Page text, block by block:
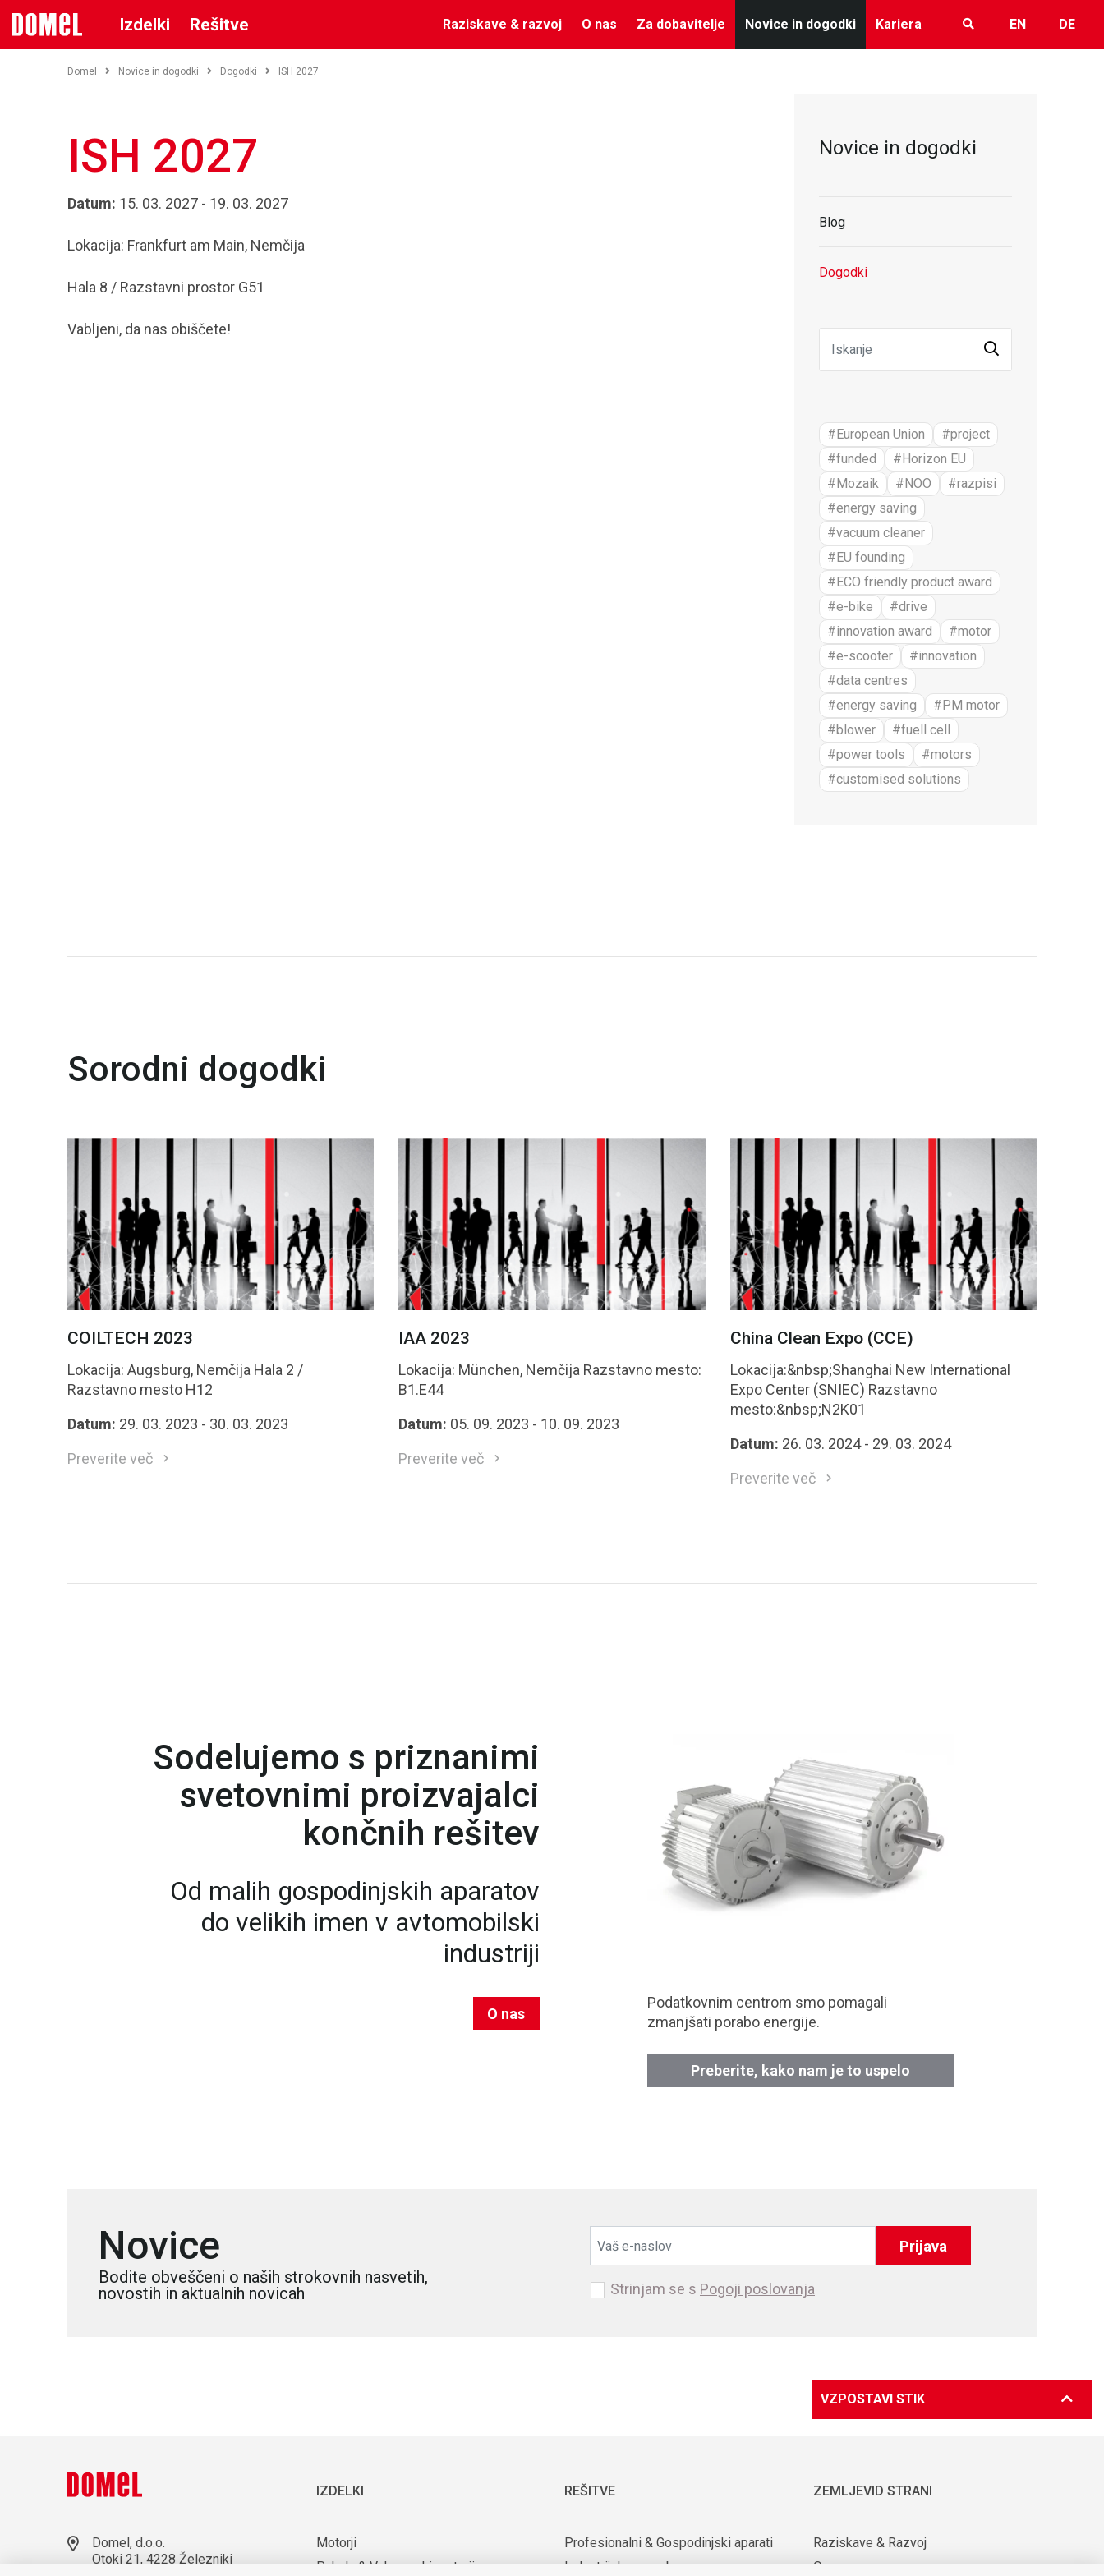
Izdelki Rešitve Raziskave & razvoj O nas Za dobavitelje Novice in dogodki Kariera EN DE
Domel Novice in dogodki Dogodki ISH 2027
ISH 2027
Datum: 15. 03. 2027 - 19. 03. 2027
Lokacija: Frankfurt am Main, Nemčija
Hala 8 / Razstavni prostor G51
Vabljeni, da nas obiščete!
Novice in dogodki
Blog
Dogodki
#European Union
#project
#funded
#Horizon EU
#Mozaik
#NOO
#razpisi
#energy saving
#vacuum cleaner
#EU founding
#ECO friendly product award
#e-bike
#drive
#innovation award
#motor
#e-scooter
#innovation
#data centres
#energy saving
#PM motor
#blower
#fuell cell
#power tools
#motors
#customised solutions
Sorodni dogodki
COILTECH 2023
Lokacija: Augsburg, Nemčija Hala 2 /
Razstavno mesto H12
Datum:
29. 03. 2023 - 30. 03. 2023
Preverite več
IAA 2023
Lokacija: München, Nemčija Razstavno mesto:
B1.E44
Datum:
05. 09. 2023 - 10. 09. 2023
Preverite več
China Clean Expo (CCE)
Lokacija:&nbsp;Shanghai New International
Expo Center (SNIEC) Razstavno
mesto:&nbsp;N2K01
Datum:
26. 03. 2024 - 29. 03. 2024
Preverite več
Sodelujemo s priznanimi
svetovnimi proizvajalci
končnih rešitev
Od malih gospodinjskih aparatov
do velikih imen v avtomobilski
industriji
O nas
Podatkovnim centrom smo pomagali
zmanjšati porabo energije.
Preberite, kako nam je to uspelo
Novice
Bodite obveščeni o naših strokovnih nasvetih,
novostih in aktualnih novicah
Prijava
Strinjam se s Pogoji poslovanja
VZPOSTAVI STIK
Domel, d.o.o.
Otoki 21, 4228 Železniki
IZDELKI
Motorji
Puhala & Vakuumski motorji
REŠITVE
Profesionalni & Gospodinjski aparati
Industrijska uporaba
ZEMLJEVID STRANI
Raziskave & Razvoj
O nas